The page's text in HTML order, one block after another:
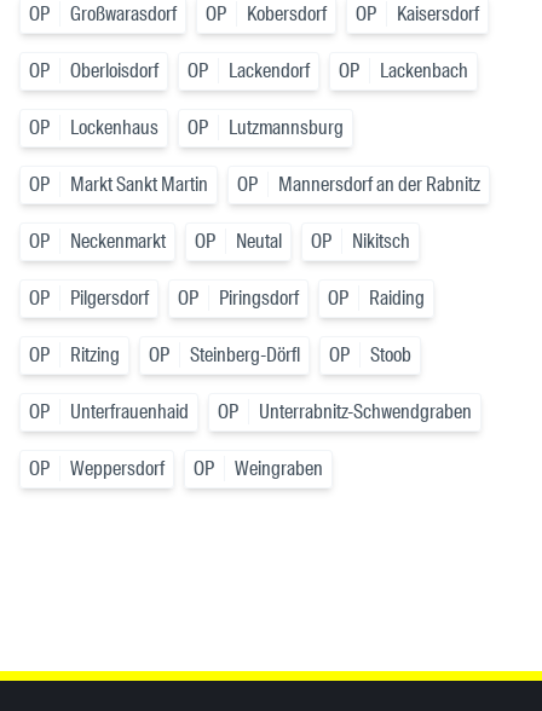
OP Großwarasdorf OP Kobersdorf OP Kaisersdorf
OP Oberloisdorf OP Lackendorf OP Lackenbach
OP Lockenhaus OP Lutzmannsburg
OP Markt Sankt Martin OP Mannersdorf an der Rabnitz
OP Neckenmarkt OP Neutal OP Nikitsch
OP Pilgersdorf OP Piringsdorf OP Raiding
OP Ritzing OP Steinberg-Dörfl OP Stoob
OP Unterfrauenhaid OP Unterrabnitz-Schwendgraben
OP Weppersdorf OP Weingraben